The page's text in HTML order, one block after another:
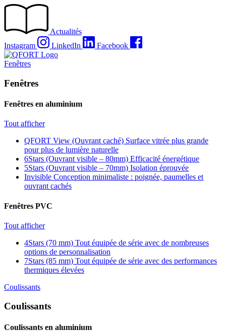
Passer
Actualités
Instagram
LinkedIn Facebook
Fenêtres
Fenêtres
Fenêtres en aluminium
Tout afficher
QFORT View (Ouvrant caché) Surface vitrée plus grande
pour plus de lumière naturelle
6Stars (Ouvrant visible – 80mm) Efficacité énergétique
5Stars (Ouvrant visible – 70mm) Isolation éprouvée
Invisible Conception minimaliste : poignée, paumelles et
ouvrant cachés
Fenêtres PVC
Tout afficher
4Stars (70 mm) Tout équipée de série avec de nombreuses
options de personnalisation
7Stars (85 mm) Tout équipée de série avec des performances
thermiques élevées
Coulissants
Coulissants
Coulissants en aluminium